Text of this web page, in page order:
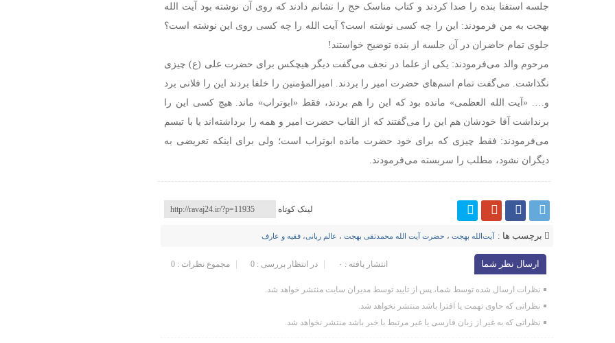
جلسه استفتا بنده را صدا کردند و کتاب مناسک حج را نشانم دادند که روی آن نوشته بود آیت الله
بهجت به من فرمودند: این را چه کسی نوشته است؟ آیت الله را چه کسی روی این نوشته است؟
جلوی تمام حاضران در آن جلسه از بنده توضیح خواستند!
مرحوم والد می‌فرمودند: یکی از علما در نجف می‌گفت دیگر هیچکس برای حضرت علی (ع) چیزی
نگذاشت. می‌گفت تمام اسم‌های حضرت امیر را بردند. امیرالمؤمنین را خلفا بردند این را فلانی برد
و…. «آیت الله العظمی» مانده بود که این را هم بردند، فقط «ابوتراب» ماند. هیچ کسی این را
برنداشت آقا خودشان هم این را می‌گفتند که از القاب حضرت امیر و همه را برداشته‌اند یا با تبسم
می‌فرمودند: فقط چیزی که برای خود حضرت مانده ابوتراب است؛ ولی برای اینکه تعریضی به
دیگران نشود، مطلب را سربسته می‌فرمودند.
لینک کوتاه
برچسب ها : آیت‌الله بهجت ، حضرت آیت الله محمدتقی بهجت ، عالم ربانی، فقیه و عارف
ارسال نظر شما مجموع نظرات : 0 در انتظار بررسی : 0 انتشار یافته : ۰
نظرات ارسال شده توسط شما، پس از تایید توسط مدیران سایت منتشر خواهد شد.
نظراتی که حاوی تهمت یا افترا باشد منتشر نخواهد شد.
نظراتی که به غیر از زبان فارسی یا غیر مرتبط با خبر باشد منتشر نخواهد شد.